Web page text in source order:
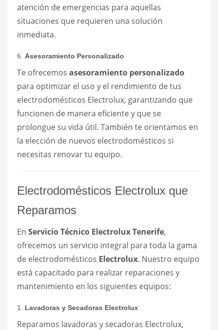
atención de emergencias para aquellas
situaciones que requieren una solución
inmediata.
6. Asesoramiento Personalizado
Te ofrecemos asesoramiento personalizado
para optimizar el uso y el rendimiento de tus
electrodomésticos Electrolux, garantizando que
funcionen de manera eficiente y que se
prolongue su vida útil. También te orientamos en
la elección de nuevos electrodomésticos si
necesitas renovar tu equipo.
Electrodomésticos Electrolux que
Reparamos
En Servicio Técnico Electrolux Tenerife,
ofrecemos un servicio integral para toda la gama
de electrodomésticos Electrolux. Nuestro equipo
está capacitado para realizar reparaciones y
mantenimiento en los siguientes equipos:
1. Lavadoras y Secadoras Electrolux
Reparamos lavadoras y secadoras Electrolux,